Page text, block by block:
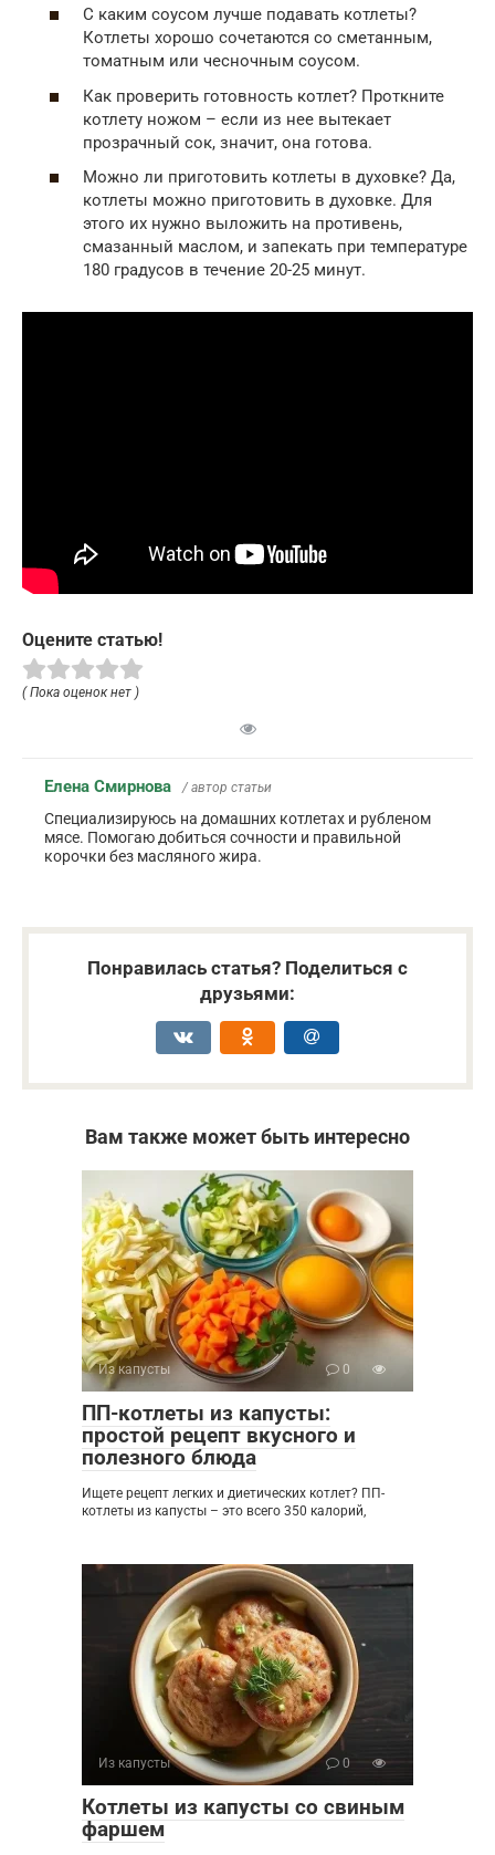
С каким соусом лучше подавать котлеты?
Котлеты хорошо сочетаются со сметанным,
томатным или чесночным соусом.
Как проверить готовность котлет? Проткните
котлету ножом – если из нее вытекает
прозрачный сок, значит, она готова.
Можно ли приготовить котлеты в духовке? Да,
котлеты можно приготовить в духовке. Для
этого их нужно выложить на противень,
смазанный маслом, и запекать при температуре
180 градусов в течение 20-25 минут.
Оцените статью!
( Пока оценок нет )
Елена Смирнова / автор статьи
Специализируюсь на домашних котлетах и рубленом
мясе. Помогаю добиться сочности и правильной
корочки без масляного жира.
Понравилась статья? Поделиться с
друзьями:
Вам также может быть интересно
Из капусты 0
ПП-котлеты из капусты:
простой рецепт вкусного и
полезного блюда
Ищете рецепт легких и диетических котлет? ПП-
котлеты из капусты – это всего 350 калорий,
Из капусты 0
Котлеты из капусты со свиным
фаршем